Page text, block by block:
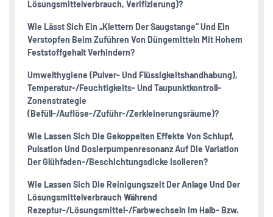
Lösungsmittelverbrauch, Verifizierung)?
Wie Lässt Sich Ein „Klettern Der Saugstange“ Und Ein
Verstopfen Beim Zuführen Von Düngemitteln Mit Hohem
Feststoffgehalt Verhindern?
Umwelthygiene (Pulver- Und Flüssigkeitshandhabung),
Temperatur-/Feuchtigkeits- Und Taupunktkontroll-
Zonenstrategie
(Befüll-/Auflöse-/Zuführ-/Zerkleinerungsräume)?
Wie Lassen Sich Die Gekoppelten Effekte Von Schlupf,
Pulsation Und Dosierpumpenresonanz Auf Die Variation
Der Glühfaden-/Beschichtungsdicke Isolieren?
Wie Lassen Sich Die Reinigungszeit Der Anlage Und Der
Lösungsmittelverbrauch Während
Rezeptur-/Lösungsmittel-/Farbwechseln Im Halb- Bzw.